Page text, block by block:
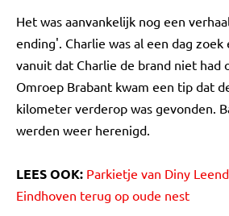
Het was aanvankelijk nog een
ending'. Charlie was al een dag zoek
vanuit dat Charlie de brand niet had
Omroep Brabant kwam een tip dat
kilometer verderop was gevonden.
werden weer herenigd.
LEES OOK: Parkietje van Diny
Eindhoven terug op oude nest